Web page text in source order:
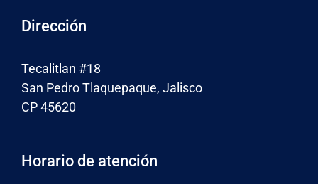
Dirección
Tecalitlan #18
San Pedro Tlaquepaque, Jalisco
CP 45620
Horario de atención